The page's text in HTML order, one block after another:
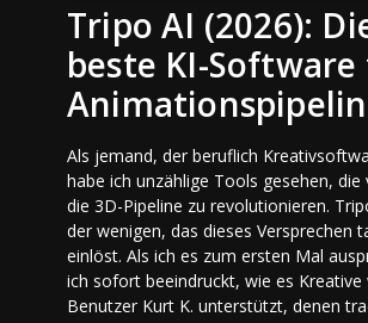
Tripo AI (2026):
beste KI-
Als jemand, der beruflich
habe ich unzählige Tools gesehen, die
die 3D-Pipeline zu revolutionieren.
der wenigen, das dieses Versprechen
einlöst. Als ich es zum ersten Mal
ich sofort beeindruckt, wie es Kreative
Benutzer Kurt K. unterstützt, denen